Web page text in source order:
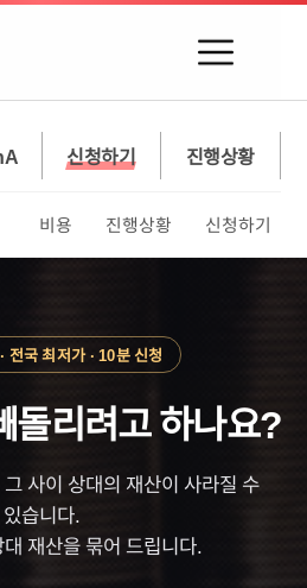
신청하기 진행상황
비용 진행상황 신청하기
전국 최저가 · 10분 신청
돌리려고 하나요?
사이 상대의 재산이 사라질 수
있습니다.
대 재산을 묶어 드립니다.